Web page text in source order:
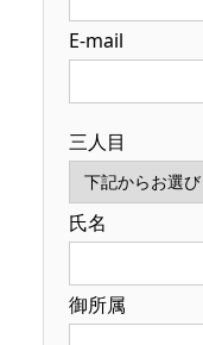
E-mail
三人目
氏名
御所属